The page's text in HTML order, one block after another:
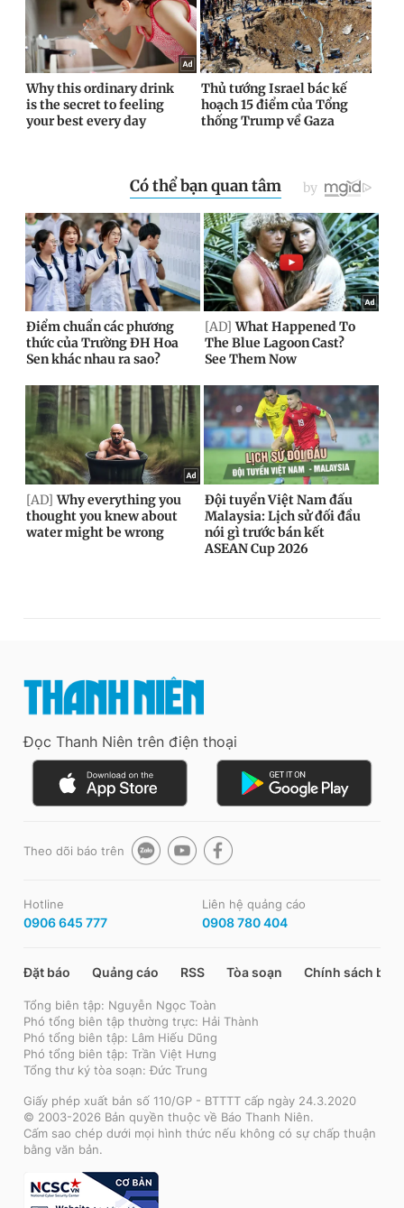
Đọc Thanh Niên trên điện thoại
Theo dõi báo trên
Hotline
0906 645 777
Liên hệ quảng cáo
0908 780 404
Đặt báo Quảng cáo RSS Tòa soạn Chính sách bảo
Tổng biên tập: Nguyễn Ngọc Toàn
Phó tổng biên tập thường trực: Hải Thành
Phó tổng biên tập: Lâm Hiếu Dũng
Phó tổng biên tập: Trần Việt Hưng
Tổng thư ký tòa soạn: Đức Trung
Giấy phép xuất bản số 110/GP - BTTTT cấp ngày 24.3.2020
© 2003-2026 Bản quyền thuộc về Báo Thanh Niên.
Cấm sao chép dưới mọi hình thức nếu không có sự chấp thuận
bằng văn bản.